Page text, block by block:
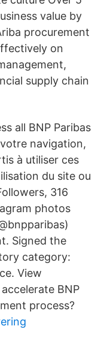
value by
procurement
on
supply chain
all BNP Paribas
navigation,
à utiliser ces
du site ou
316
photos
Signed the
category:
View
BNP
process?